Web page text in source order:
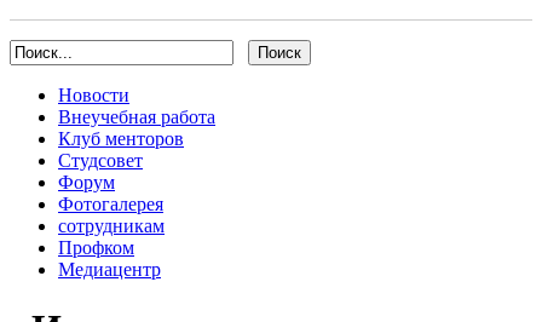
Новости
Внеучебная работа
Клуб менторов
Студсовет
Форум
Фотогалерея
сотрудникам
Профком
Медиацентр